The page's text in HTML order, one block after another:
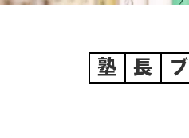
塾 長 ブ